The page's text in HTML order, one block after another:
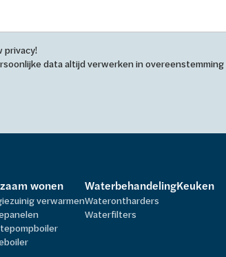
privacy!
data altijd verwerken in
wonen
verwarmen
Waterbehandeling
Waterontharders
Waterfilters
Keuken